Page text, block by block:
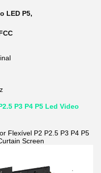
LED P5,
P3 P4 P5 Led Video
Flexível P2 P2.5 P3 P4 P5
Screen